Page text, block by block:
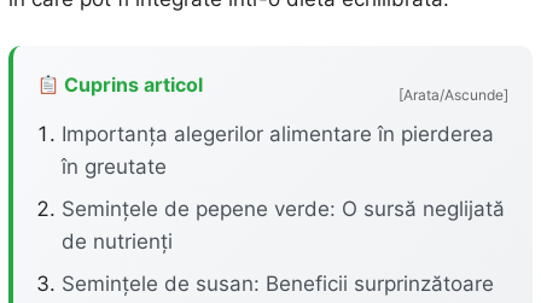
Cuprins articol [Arata/Ascunde]
Importanța alegerilor alimentare în pierderea
în greutate
Semințele de pepene verde: O sursă neglijată
de nutrienți
Semințele de susan: Beneficii surprinzătoare